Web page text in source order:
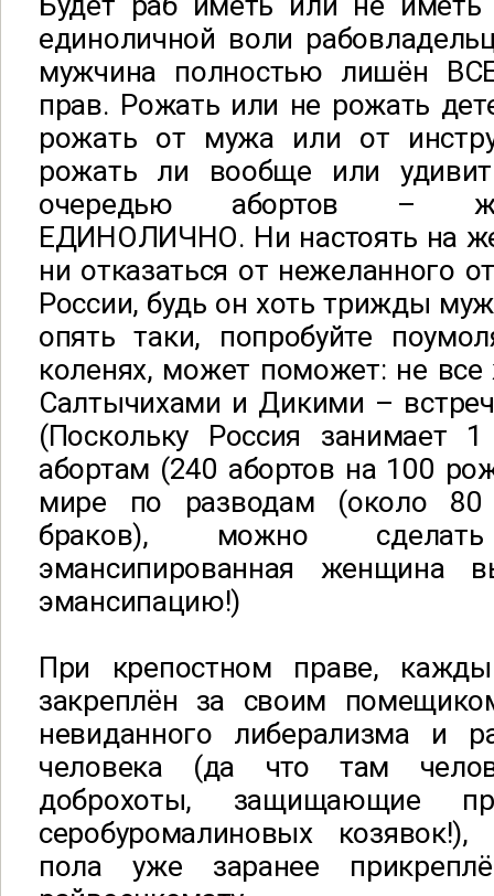
единоличной воли
мужчина полностью лишён
прав. Рожать или не рожать
рожать от мужа или от
рожать ли вообще или
очередью абортов –
ЕДИНОЛИЧНО. Ни настоять на
ни отказаться от нежеланного
России, будь он хоть трижды
опять таки, попробуйте
коленях, может поможет: не
Салтычихами и Дикими –
(Поскольку Россия занимает
абортам (240 абортов на 100
мире по разводам (около
браков), можно
эмансипированная женщина
эмансипацию!)
При крепостном праве,
закреплён за своим
невиданного либерализма и
человека (да что там
доброхоты, защищающие
серобуромалиновых
пола уже заранее